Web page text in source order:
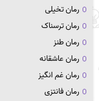
رمان تخیلی
رمان ترسناک
رمان طنز
رمان عاشقانه
رمان غم انگیز
رمان فانتزی